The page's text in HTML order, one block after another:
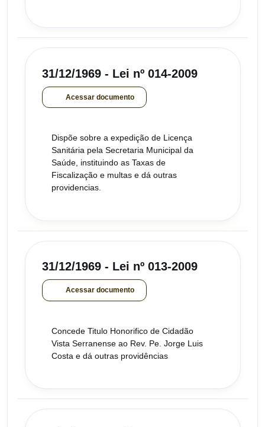
31/12/1969 - Lei nº 014-2009
Acessar documento
Dispõe sobre a expedição de Licença
Sanitária pela Secretaria Municipal da
Saúde, instituindo as Taxas de
Fiscalização e multas e dá outras
providencias.
31/12/1969 - Lei nº 013-2009
Acessar documento
Concede Titulo Honorifico de Cidadão
Vista Serranense ao Rev. Pe. Jorge Luis
Costa e dá outras providências